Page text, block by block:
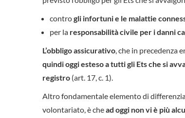
controgli infortuni e le malattie
per la responsabilità civile per i danni
L’obbligo assicurativo, che in precedenza
quindi oggi esteso a tutti gli Ets che si
registro (art. 17, c. 1).
Altro fondamentale elemento di
volontariato, è chead oggi non vi è più